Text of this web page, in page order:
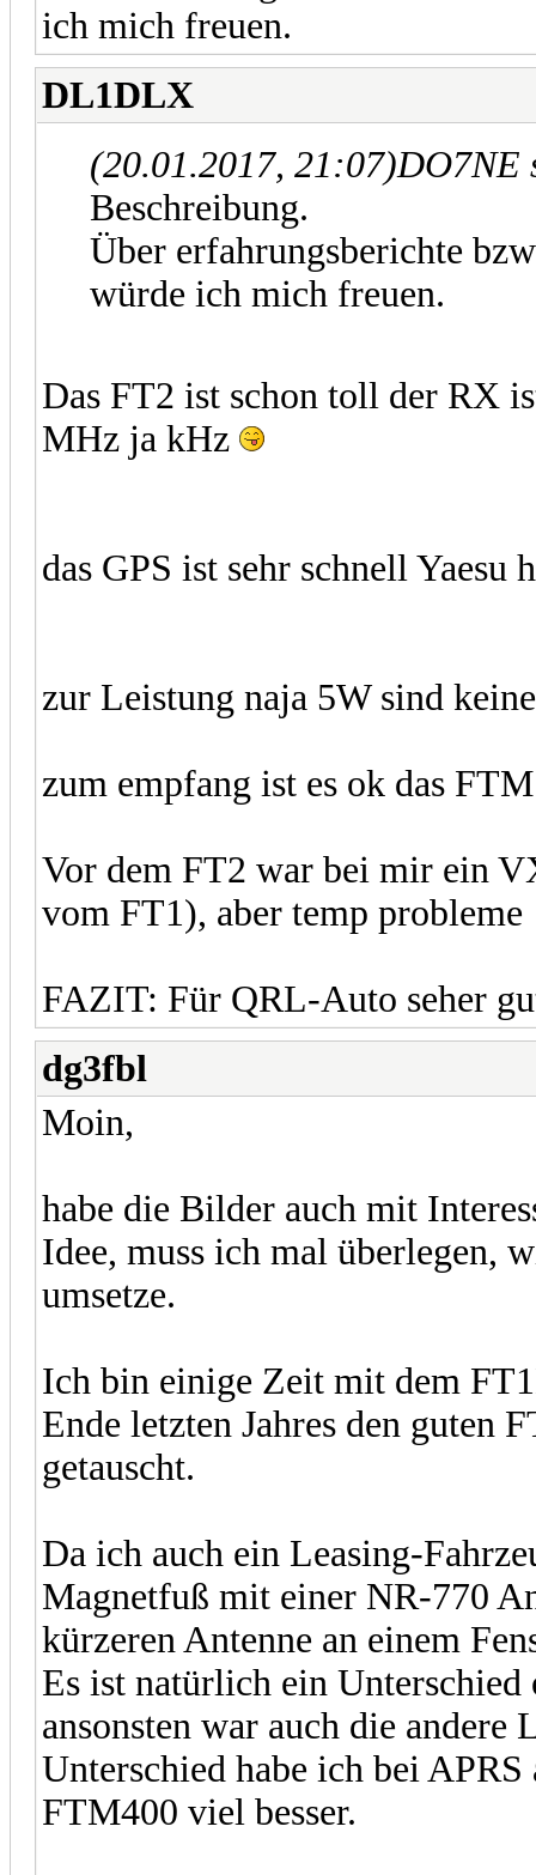
ich mich freuen.
DL1DLX
(20.01.2017, 21:07)
Beschreibung.
Über erfahrungsberichte
würde ich mich freuen.
Das FT2 ist schon toll der RX
MHz ja kHz
das GPS ist sehr schnell Yaesu
zur Leistung naja 5W sind
zum empfang ist es ok das
Vor dem FT2 war bei mir ein
vom FT1), aber temp probleme
FAZIT: Für QRL-Auto seher
dg3fbl
Moin,
habe die Bilder auch mit
Idee, muss ich mal überlegen,
umsetze.
Ich bin einige Zeit mit dem
Ende letzten Jahres den guten
getauscht.
Da ich auch ein Leasing-
Magnetfuß mit einer NR-770
kürzeren Antenne an einem
Es ist natürlich ein
ansonsten war auch die
Unterschied habe ich bei
FTM400 viel besser.